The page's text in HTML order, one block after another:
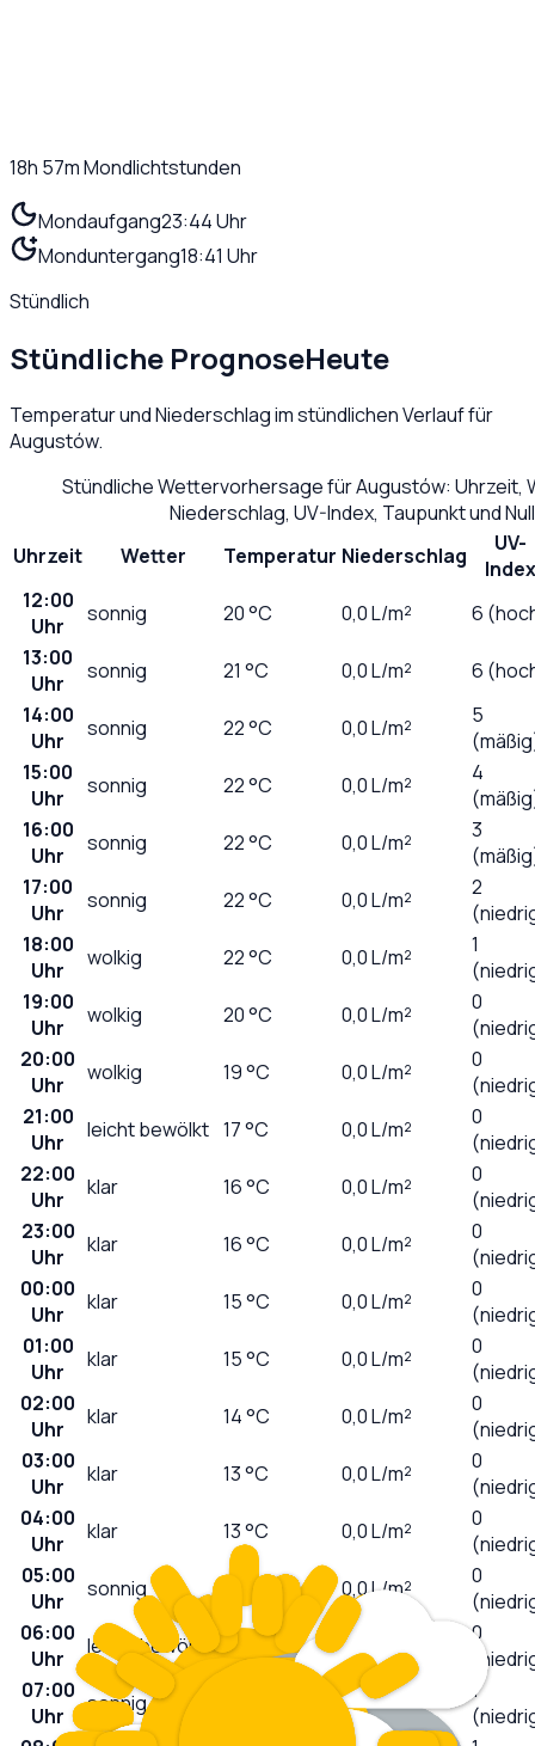
18h 57mMondlichtstunden
Mondaufgang23:44 Uhr
Monduntergang18:41 Uhr
Stündlich
Stündliche PrognoseHeute
Temperatur und Niederschlag im stündlichen Verlauf für
Augustów.
Stündliche Wettervorhersage fürAugustów: Uhrzeit,
Niederschlag, UV-Index, Taupunkt und
Uhrzeit
Wetter Temperatur Niederschlag
UV-
Index
12:00
Uhr
sonnig 20°C 0,0L/m²
6
13:00
Uhr
sonnig 21 °C 0,0L/m²
6
14:00
Uhr
sonnig 22°C 0,0L/m²
5
15:00
Uhr
sonnig 22°C 0,0L/m²
4
16:00
Uhr
sonnig 22°C 0,0L/m²
3
17:00
Uhr
sonnig 22°C 0,0L/m²
2
18:00
Uhr
wolkig 22°C 0,0L/m²
1
19:00
Uhr
wolkig 20°C 0,0L/m²
0
20:00
Uhr
wolkig 19°C 0,0L/m²
0
21:00
Uhr
leicht bewölkt 17°C 0,0L/m²
0
22:00
Uhr
klar 16°C 0,0L/m²
0
23:00
Uhr
klar 16°C 0,0L/m²
0
00:00
Uhr
klar 15°C 0,0L/m²
0
01:00
Uhr
klar 15°C 0,0L/m²
0
02:00
Uhr
klar 14°C 0,0L/m²
0
03:00
Uhr
klar 13°C 0,0L/m²
0
04:00
Uhr
klar 13°C 0,0L/m²
0
05:00
Uhr
sonnig °C 0,0L/m²
0
06:00
Uhr
leicht bewölkt 12 °C 0,0
0
07:00
Uhr
sonnig 0,0L/m²
1